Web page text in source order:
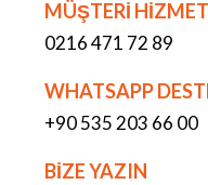
MÜŞTERİ
0216 471 72 89
WHATSAPP
+90 535 203 66 00
BİZE YAZIN